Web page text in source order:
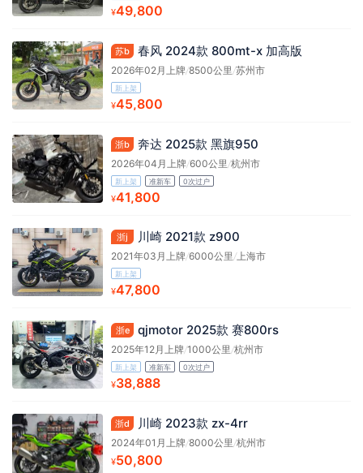
¥49,800
苏b 春风 2024款 800mt-x 加高版
2026年02月上牌/8500公里 /苏州市
新上架
¥45,800
浙b 奔达 2025款 黑旗950
2026年04月上牌/600公里 /杭州市
新上架 准新车 0次过户
¥41,800
浙j 川崎 2021款 z900
2021年03月上牌/6000公里/上海市
新上架
¥47,800
浙e qjmotor 2025款 赛800rs
2025年12月上牌/1000公里/杭州市
新上架 准新车 0次过户
¥38,888
浙d 川崎 2023款 zx-4rr
2024年01月上牌/8000公里/杭州市
¥50,800